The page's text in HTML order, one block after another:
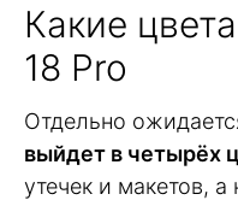
Какие
18 Pro
Отдельно
выйдет в четырёх
утечек и макетов,